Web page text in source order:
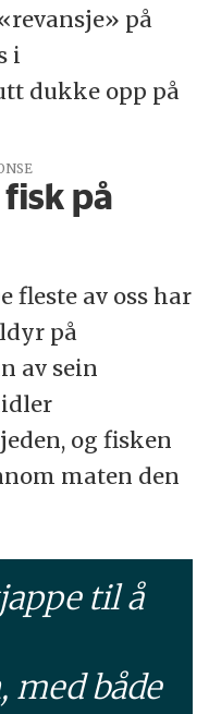
på
i
dukke opp på
på
fleste av oss har
på
av sein
og fisken
maten den
til å
med både